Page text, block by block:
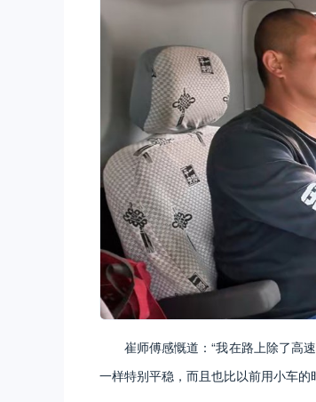
崔师傅感慨道：“我在路上除了高
一样特别平稳，而且也比以前用小车